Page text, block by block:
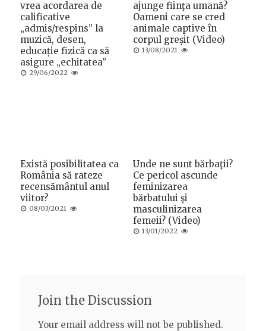
vrea acordarea de
calificative
„admis/respins” la
muzică, desen,
educație fizică ca să
asigure „echitatea”
Posted
29/06/2022
ajunge fiinţa umană?
Oameni care se cred
animale captive în
corpul greşit (Video)
Posted
13/08/2021
Există posibilitatea ca
România să rateze
recensământul anul
viitor?
Posted
08/03/2021
Unde ne sunt bărbaţii?
Ce pericol ascunde
feminizarea
bărbatului şi
masculinizarea
femeii? (Video)
Posted
13/01/2022
Join the Discussion
Your email address will not be published.